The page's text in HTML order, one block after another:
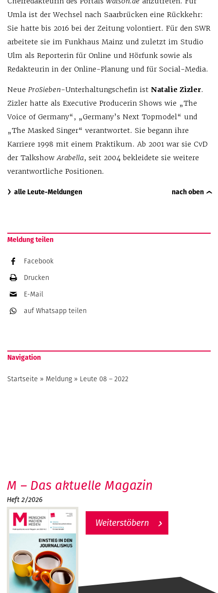
Umla ist der Wechsel nach Saarbrücken eine Rückkehr:
Sie hatte bis 2016 bei der Zeitung volontiert. Für den SWR
arbeitete sie im Funkhaus Mainz und zuletzt im Studio
Ulm als Reporterin für Online und Hörfunk sowie als
Redakteurin in der Online-Planung und für Social-Media.
Neue ProSieben-Unterhaltungschefin ist Natalie Zizler.
Zizler hatte als Executive Producerin Shows wie „The
Voice of Germany“, „Germany’s Next Topmodel“ und
„The Masked Singer“ verantwortet. Sie begann ihre
Karriere 1998 mit einem Praktikum. Ab 2001 war sie CvD
der TalkshowArabella, seit 2004 bekleidete sie weitere
verantwortliche Positionen.
alle Leute-Meldungen nach oben
Meldung teilen
Facebook
Drucken
E-Mail
auf Whatsapp teilen
Navigation
Startseite » Meldung » Leute 08 – 2022
M – Das aktuelle Magazin
Heft 2/2026
Weiterstöbern